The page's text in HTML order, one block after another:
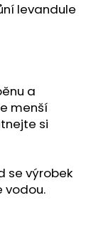
levandule
a
menší
si
se výrobek
vodou.